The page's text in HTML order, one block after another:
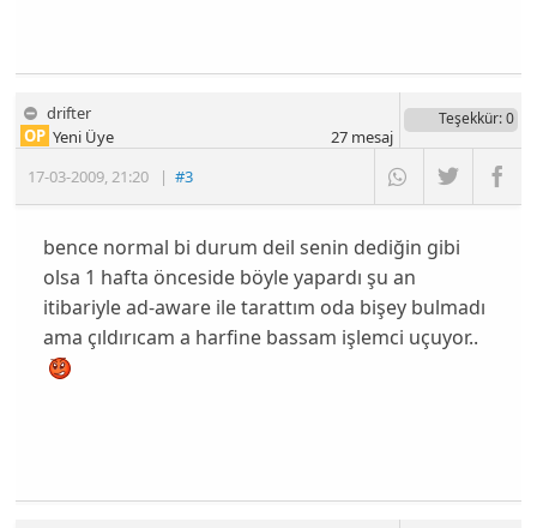
drifter
17-03-2009,21:20 |#3
OP Yeni Üye
Teşekkür: 0
27mesaj
bence normal bi durum deil senin dediğin gibi
olsa 1 hafta önceside böyle yapardı şu an
itibariyle ad-aware ile tarattım oda bişey bulmadı
ama çıldırıcam a harfine bassam işlemci uçuyor..